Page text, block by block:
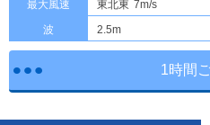
最大風速 東北東 7m/s
波
2.5m
1時間